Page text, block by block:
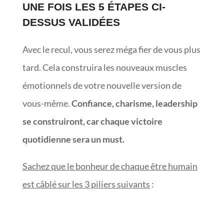
UNE FOIS LES 5 ÉTAPES CI-
DESSUS VALIDÉES
Avec le recul, vous serez méga fier de vous plus
tard. Cela construira les nouveaux muscles
émotionnels de votre nouvelle version de
vous-même.Confiance, charisme, leadership
se construiront, car chaque victoire
quotidienne sera un must.
Sachez que le bonheur de chaque être humain
est câblé sur les 3 piliers suivants :